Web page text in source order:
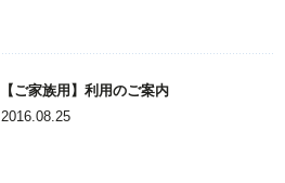
【ご家族用】利用のご案内
2016.08.25